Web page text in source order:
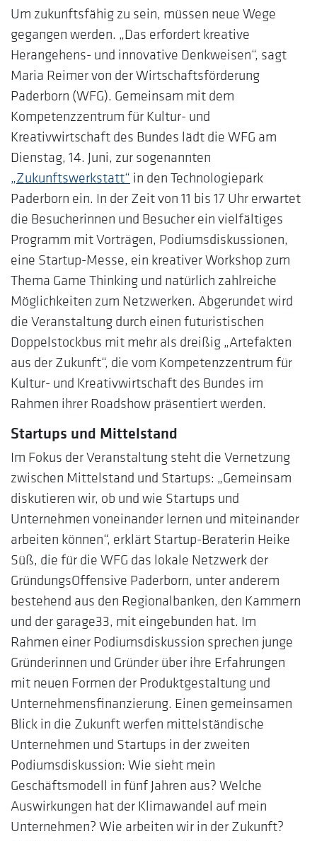
Um zukunftsfähig zu sein, müssen neue Wege
gegangen werden. „Das erfordert kreative
Herangehens- und innovative Denkweisen“, sagt
Maria Reimer von der Wirtschaftsförderung
Paderborn (WFG). Gemeinsam mit dem
Kompetenzzentrum für Kultur- und
Kreativwirtschaft des Bundes lädt die WFG am
Dienstag, 14. Juni, zur sogenannten
„Zukunftswerkstatt“ in den Technologiepark
Paderborn ein. In der Zeit von 11 bis 17 Uhr erwartet
die Besucherinnen und Besucher ein vielfältiges
Programm mit Vorträgen, Podiumsdiskussionen,
eine Startup-Messe, ein kreativer Workshop zum
Thema Game Thinking und natürlich zahlreiche
Möglichkeiten zum Netzwerken. Abgerundet wird
die Veranstaltung durch einen futuristischen
Doppelstockbus mit mehr als dreißig „Artefakten
aus der Zukunft“, die vom Kompetenzzentrum für
Kultur- und Kreativwirtschaft des Bundes im
Rahmen ihrer Roadshow präsentiert werden.
Startups und Mittelstand
Im Fokus der Veranstaltung steht die Vernetzung
zwischen Mittelstand und Startups: „Gemeinsam
diskutieren wir, ob und wie Startups und
Unternehmen voneinander lernen und miteinander
arbeiten können“, erklärt Startup-Beraterin Heike
Süß, die für die WFG das lokale Netzwerk der
GründungsOffensive Paderborn, unter anderem
bestehend aus den Regionalbanken, den Kammern
und der garage33, mit eingebunden hat. Im
Rahmen einer Podiumsdiskussion sprechen junge
Gründerinnen und Gründer über ihre Erfahrungen
mit neuen Formen der Produktgestaltung und
Unternehmensfinanzierung. Einen gemeinsamen
Blick in die Zukunft werfen mittelständische
Unternehmen und Startups in der zweiten
Podiumsdiskussion: Wie sieht mein
Geschäftsmodell in fünf Jahren aus? Welche
Auswirkungen hat der Klimawandel auf mein
Unternehmen? Wie arbeiten wir in der Zukunft?